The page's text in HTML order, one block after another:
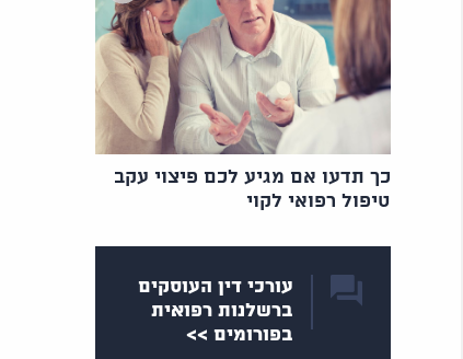
כך תדעו אם מגיע לכם פיצוי עקב
טיפול רפואי לקוי
עורכי דין העוסקים
ברשלנות רפואית
בפורומים >>